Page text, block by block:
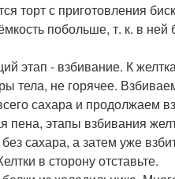
торт с приготовления
побольше, т. к. в ней
этап - взбивание. К
тела, не горячее.
сахара и продолжаем
пена, этапы взбивания
сахара, а затем уже
в сторону отставьте.